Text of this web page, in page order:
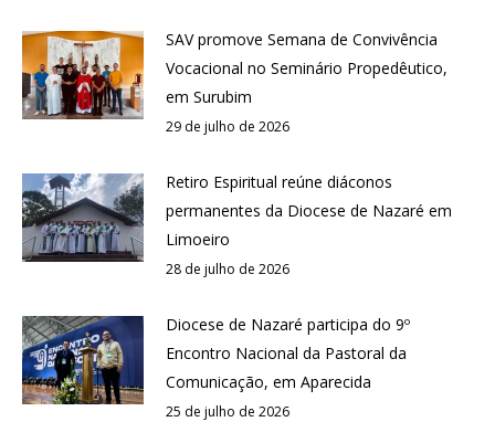
SAV promove Semana de Convivência
Vocacional no Seminário Propedêutico,
em Surubim
29 de julho de 2026
Retiro Espiritual reúne diáconos
permanentes da Diocese de Nazaré em
Limoeiro
28 de julho de 2026
Diocese de Nazaré participa do 9º
Encontro Nacional da Pastoral da
Comunicação, em Aparecida
25 de julho de 2026